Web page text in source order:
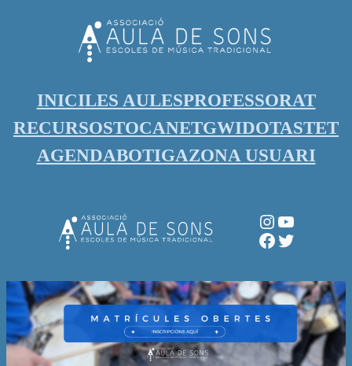
INICILES AULESPROFESSORAT
RECURSOSTOCANETGWIDOTASTET
AGENDABOTIGAZONA USUARI
Instagram
YouTube
Facebook
Twitter